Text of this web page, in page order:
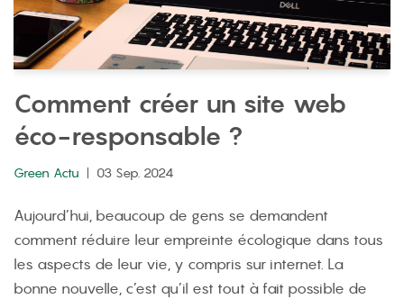
Comment créer un site web
éco-responsable ?
Green Actu 03 Sep. 2024
Aujourd’hui, beaucoup de gens se demandent
comment réduire leur empreinte écologique dans tous
les aspects de leur vie, y compris sur internet. La
bonne nouvelle, c’est qu’il est tout à fait possible de